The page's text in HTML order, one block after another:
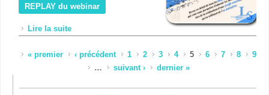
REPLAY du webinar
Lire la suite de Webinar avec le Dr Franck Zerah
Pages
« premier ‹ précédent 1 2 3 4 5 6 7 8
9
…
suivant › dernier »